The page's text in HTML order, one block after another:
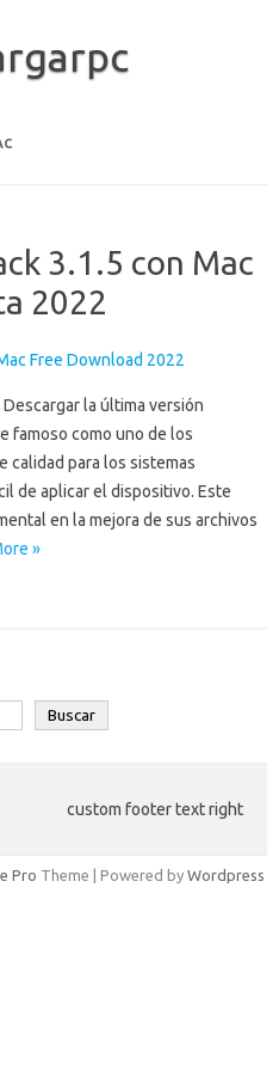
3.1.5 con Mac
2022
la última versión
famoso como uno de los
calidad para los sistemas
de aplicar el dispositivo. Este
en la mejora de sus archivos
»
Buscar
custom footer text right
Pro Theme | Powered by Wordpress